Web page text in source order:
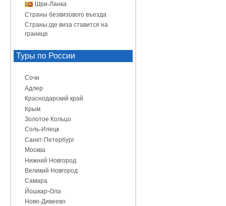
Шри-Ланка
Страны безвизового въезда
Страны,где виза ставится на
границе
Туры по России
Сочи
Адлер
Краснодарский край
Крым
Золотое Кольцо
Соль-Илецк
Санкт-Петербург
Москва
Нижний Новгород
Великий Новгород
Самара
Йошкар-Ола
Ново-Дивеево